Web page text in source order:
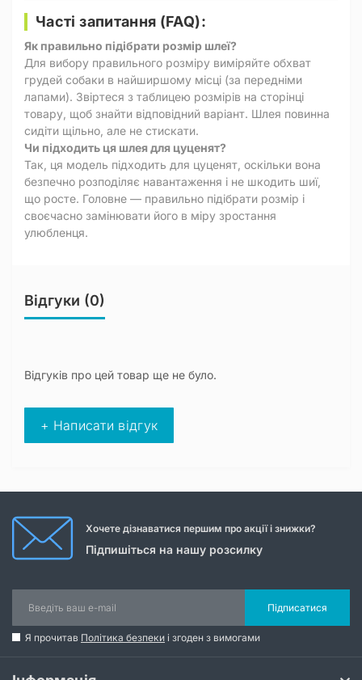
Часті запитання (FAQ):
Як правильно підібрати розмір шлеї?
Для вибору правильного розміру виміряйте обхват
грудей собаки в найширшому місці (за передніми
лапами). Звіртеся з таблицею розмірів на сторінці
товару, щоб знайти відповідний варіант. Шлея повинна
сидіти щільно, але не стискати.
Чи підходить ця шлея для цуценят?
Так, ця модель підходить для цуценят, оскільки вона
безпечно розподіляє навантаження і не шкодить шиї,
що росте. Головне — правильно підібрати розмір і
своєчасно замінювати його в міру зростання
улюбленця.
Відгуки (0)
Відгуків про цей товар ще не було.
+ Написати відгук
Хочете дізнаватися першим про акції і знижки?
Підпишіться на нашу розсилку
Підписатися
Я прочитав Політика безпеки і згоден з вимогами